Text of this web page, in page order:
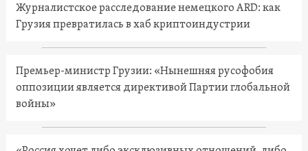
Журналистское расследование немецкого ARD: как
Грузия превратилась в хаб криптоиндустрии
Премьер-министр Грузии: «Нынешняя русофобия
оппозиции является директивой Партии глобальной
войны»